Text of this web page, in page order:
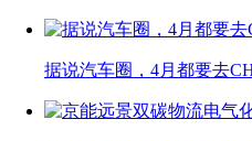
据说汽车圈，4月都要去